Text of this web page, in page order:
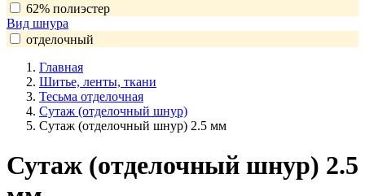
62% полиэстер
Вид шнура
отделочный
Главная
Шитье, ленты, ткани
Тесьма отделочная
Сутаж (отделочный шнур)
Сутаж (отделочный шнур) 2.5 мм
Сутаж (отделочный шнур) 2.5